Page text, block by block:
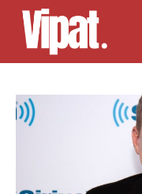
Skip
content